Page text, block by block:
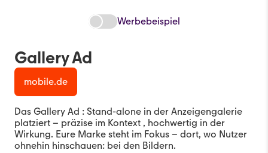
Werbebeispiel
Gallery Ad
mobile.de
Das Gallery Ad : Stand-alone in der Anzeigengalerie
platziert – präzise im Kontext , hochwertig in der
Wirkung. Eure Marke steht im Fokus – dort, wo Nutzer
ohnehin hinschauen: bei den Bildern.